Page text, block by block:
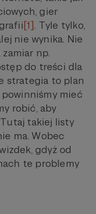
gier
[1]. Tyle tylko,
nie wynika. Nie
np.
do treści dla
strategia to plan
powinniśmy mieć
robić, aby
takiej listy
ma. Wobec
gdyż od
te problemy